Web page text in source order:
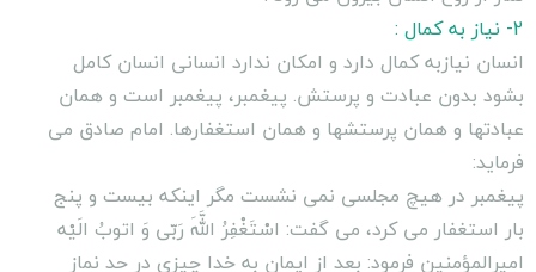
2- نیاز به کمال :
انسان نیازبه کمال دارد و امکان ندارد انسانى انسان کامل
بشود بدون عبادت و پرستش. پیغمبر، پیغمبر است و همان
عبادتها و همان پرستشها و همان استغفارها. امام صادق مى
فرماید:
پیغمبر در هیچ مجلسى نمى نشست مگر اینکه بیست و پنج
بار استغفار مى کرد، مى گفت: اسْتَغْفِرُ اللَّهَ رَبّى وَ اتوبُ الَیْه
امیرالمؤمنین فرمود: بعد از ایمان به خدا چیزى در حد نماز